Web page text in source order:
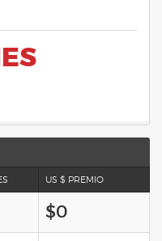
US $ PREMIO
$0